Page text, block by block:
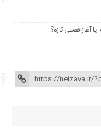
آغاز فصلی تازه؟